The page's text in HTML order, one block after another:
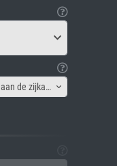
Canvas lijst - Afbeelding gespiegeld aan de zijkant